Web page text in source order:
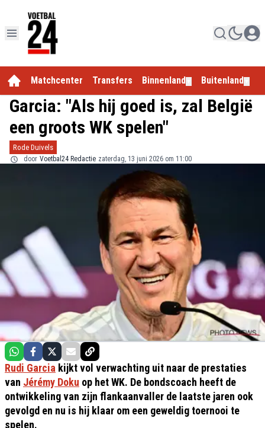
Matchcenter Transfers Binnenland Buitenland
Garcia: "Als hij goed is, zal België
een groots WK spelen"
Rode Duivels
door Voetbal24 Redactie zaterdag, 13 juni 2026 om 11:00
Rudi Garcia kijkt vol verwachting uit naar de prestaties
van Jérémy Doku op het WK. De bondscoach heeft de
ontwikkeling van zijn flankaanvaller de laatste jaren ook
gevolgd en nu is hij klaar om een geweldig toernooi te
spelen.